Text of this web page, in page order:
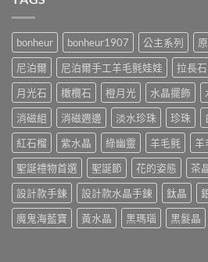
bonheur bonheur1907 公主系列
尼泊爾
尼泊爾手工羊毛氈娃娃 拉長石
月光石
橄欖石 橙月光 水晶擺飾
消磁組
消磁週邊 淡水珍珠 珍珠
紅石榴
紫水晶 綠幽靈 羊毛氈 羊
聖誕禮物首選
聖誕節 花的姿態 茶
設計款手鍊
設計款水晶手鍊 鈦晶
魔鬼海藍寶
黃水晶 黑瑪瑙 黑髮晶